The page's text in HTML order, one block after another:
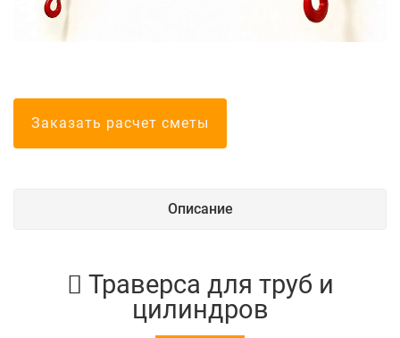
Заказать расчет сметы
Описание
Траверса для труб и
цилиндров